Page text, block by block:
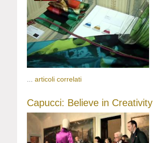
... articoli correlati
Capucci: Believe in Creativity